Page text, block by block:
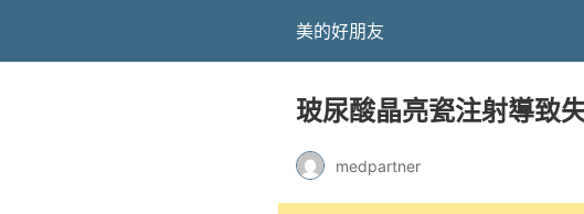
美的好朋友
玻尿酸晶亮瓷注射導致
medpartner